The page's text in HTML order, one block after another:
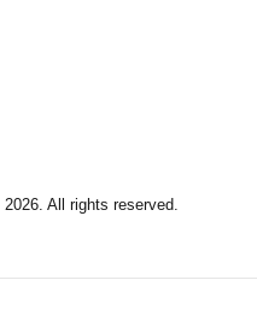
2026. All rights reserved.